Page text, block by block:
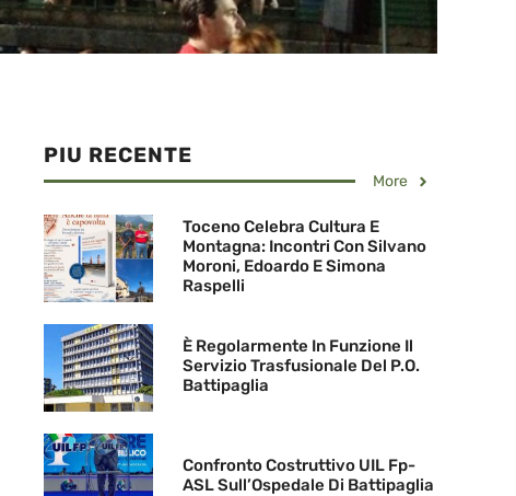
PIU RECENTE
More
Toceno Celebra Cultura E
Montagna: Incontri Con Silvano
Moroni, Edoardo E Simona
Raspelli
È Regolarmente In Funzione Il
Servizio Trasfusionale Del P.O.
Battipaglia
Confronto Costruttivo UIL Fp-
ASL Sull’Ospedale Di Battipaglia